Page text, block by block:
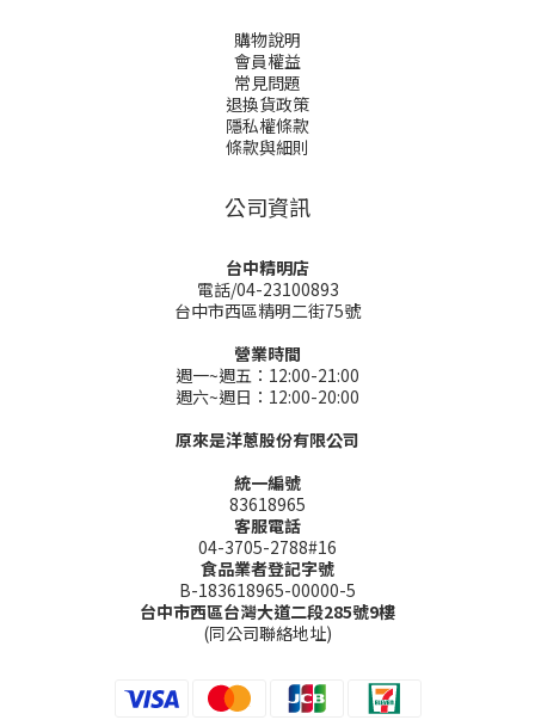
購物說明
會員權益
常見問題
退換貨政策
隱私權條款
條款與細則
公司資訊
台中精明店
電話/04-23100893
台中市西區精明二街75號
營業時間
週一~週五：12:00-21:00
週六~週日：12:00-20:00
原來是洋蔥股份有限公司
統一編號
83618965
客服電話
04-3705-2788#16
食品業者登記字號
B-183618965-00000-5
台中市西區台灣大道二段285號9樓
(同公司聯絡地址)